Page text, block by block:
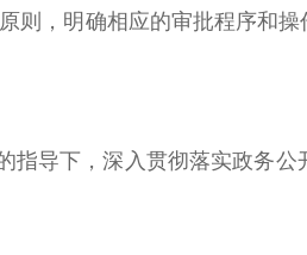
，明确相应的审批程序和
下，深入贯彻落实政务公